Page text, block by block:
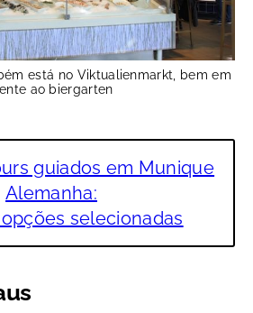
está no Viktualienmarkt, bem em
ao biergarten
guiados em Munique
Alemanha:
selecionadas